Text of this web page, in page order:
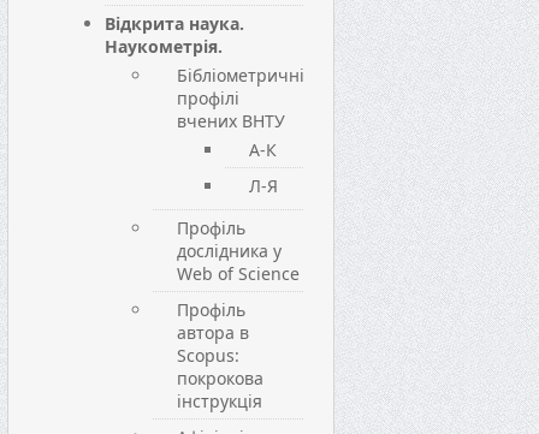
Відкрита наука.
Наукометрія.
Бібліометричні
профілі
вчених ВНТУ
А-К
Л-Я
Профіль
дослідника у
Web of Science
Профіль
автора в
Scopus:
покрокова
інструкція